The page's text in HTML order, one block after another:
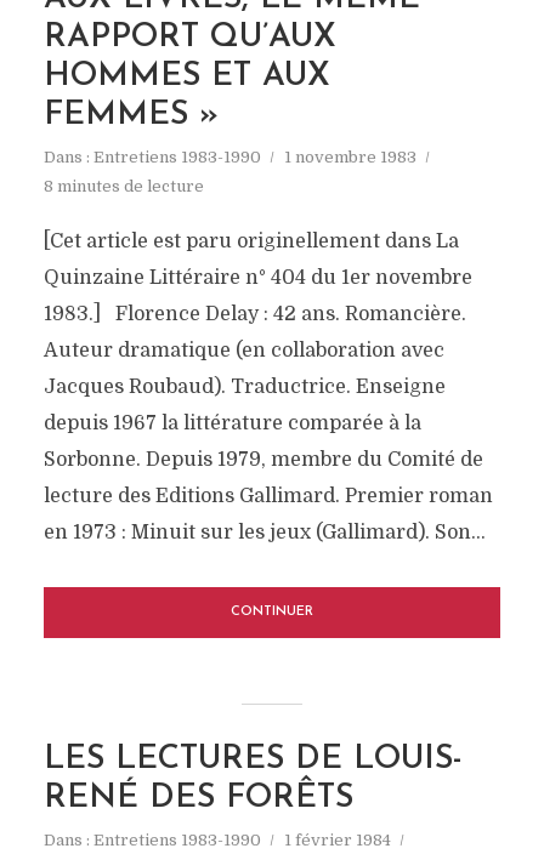
RAPPORT QU’AUX
HOMMES ET AUX
FEMMES »
Dans : Entretiens 1983-1990
1 novembre 1983
8 minutes de lecture
[Cet article est paru originellement dans La
Quinzaine Littéraire n° 404 du 1er novembre
1983.] Florence Delay : 42 ans. Romancière.
Auteur dramatique (en collaboration avec
Jacques Roubaud). Traductrice. Enseigne
depuis 1967 la littérature comparée à la
Sorbonne. Depuis 1979, membre du Comité de
lecture des Editions Gallimard. Premier roman
en 1973 : Minuit sur les jeux (Gallimard). Son...
CONTINUER
LES LECTURES DE LOUIS-
RENÉ DES FORÊTS
Dans : Entretiens 1983-1990 1 février 1984